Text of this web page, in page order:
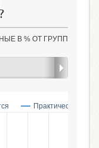
В % ОТ ГРУПП
Пол
Практически не